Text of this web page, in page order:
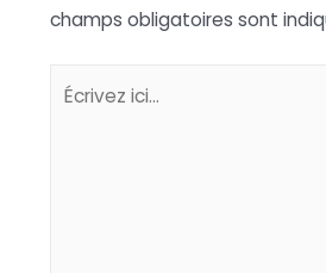
champs obligatoires sont
Écrivez